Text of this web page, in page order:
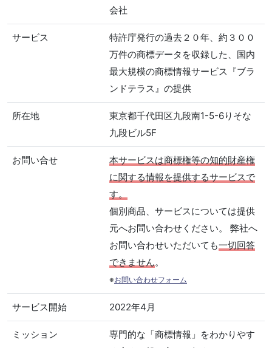
会社
サービス
特許庁発行の過去２０年、約３００
万件の商標データを収録した、国内
最大規模の商標情報サービス『ブラ
ンドテラス』の提供
所在地
東京都千代田区九段南1-5-6りそな
九段ビル5F
お問い合せ
本サービスは商標権等の知的財産権
に関する情報を提供するサービスで
す。
個別商品、サービスについては提供
元へお問い合わせください。 弊社へ
お問い合わせいただいても一切回答
できません。
※お問い合わせフォーム
サービス開始 2022年4月
ミッション
専門的な「商標情報」をわかりやす